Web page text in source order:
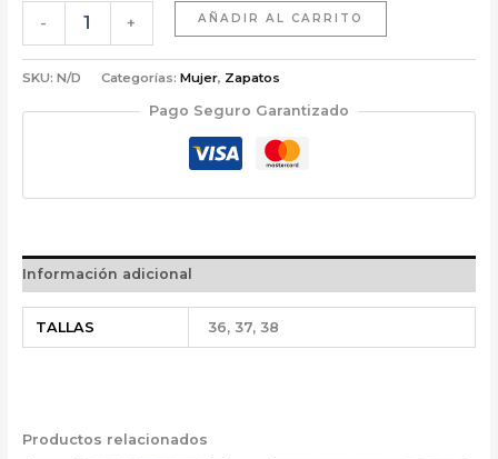
- + AÑADIR AL CARRITO
SKU: N/D Categorías: Mujer, Zapatos
Pago Seguro Garantizado
Información adicional
TALLAS 36, 37, 38
Productos relacionados